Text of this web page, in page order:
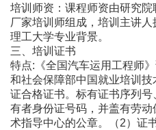
培训师资：课程师资由研究
厂家培训师组成，培训主讲
理工大学专业背景。
三、培训证书
特点:《全国汽车运用工程师
和社会保障部中国就业培训
证合格证书。标有证书序列
有者身份证号码，并盖有劳
术指导中心的公章。（2）证